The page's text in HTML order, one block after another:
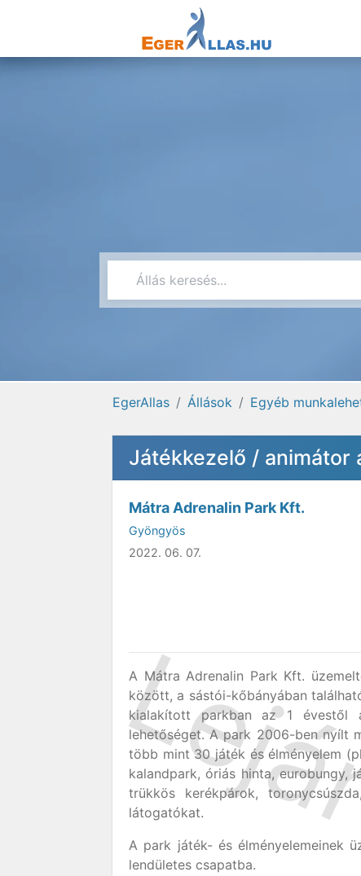
EgerAllas Állások Egyéb
Játékkezelő / animátor
Mátra Adrenalin Park Kft.
Gyöngyös
2022. 06. 07.
A Mátra Adrenalin Park Kft.
között, a sástói-kőbányában
kialakított parkban az 1 évestől
lehetőséget. A park 2006-ben nyílt
több mint 30 játék és élményelem
kalandpark, óriás hinta, eurobungy,
trükkös kerékpárok,
látogatókat.
A park játék- és élményelemeinek
lendületes csapatba.